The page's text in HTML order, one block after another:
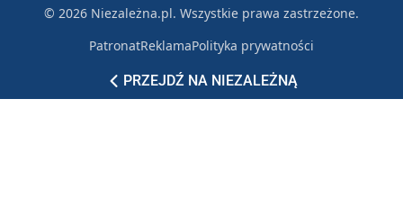
PRZEJDŹ NA NIEZALEŻNĄ
© 2026 Niezależna.pl. Wszystkie prawa zastrzeżone.
PatronatReklamaPolityka prywatności